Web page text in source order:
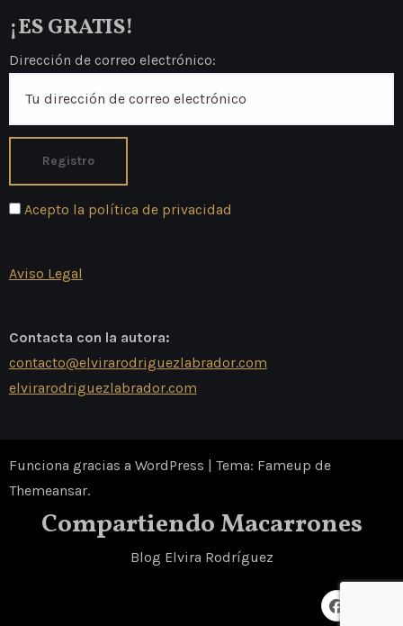
¡ES GRATIS!
Dirección de correo electrónico:
Acepto la política de privacidad
Aviso Legal
Contacta con la autora:
contacto@elvirarodriguezlabrador.com
elvirarodriguezlabrador.com
Funciona gracias a WordPress
Tema: Fameup de
Themeansar.
Compartiendo Macarrones
Blog Elvira Rodríguez